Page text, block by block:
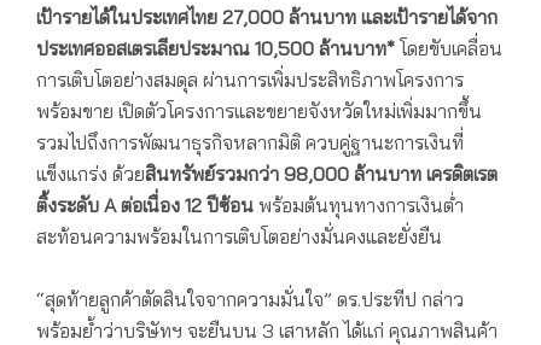
เป้ารายได้ในประเทศไทย 27,000 ล้านบาท และเป้ารายได้จาก
ประเทศออสเตรเลียประมาณ 10,500 ล้านบาท* โดยขับเคลื่อน
การเติบโตอย่างสมดุล ผ่านการเพิ่มประสิทธิภาพโครงการ
พร้อมขาย เปิดตัวโครงการและขยายจังหวัดใหม่เพิ่มมากขึ้น
รวมไปถึงการพัฒนาธุรกิจหลากมิติ ควบคู่ฐานะการเงินที่
แข็งแกร่ง ด้วยสินทรัพย์รวมกว่า 98,000 ล้านบาท เครดิตเรต
ติ้งระดับ A ต่อเนื่อง 12 ปีซ้อน พร้อมต้นทุนทางการเงินต่ำ
สะท้อนความพร้อมในการเติบโตอย่างมั่นคงและยั่งยืน
“สุดท้ายลูกค้าตัดสินใจจากความมั่นใจ” ดร.ประทีป กล่าว
พร้อมย้ำว่าบริษัทฯ จะยืนบน 3 เสาหลัก ได้แก่ คุณภาพสินค้า